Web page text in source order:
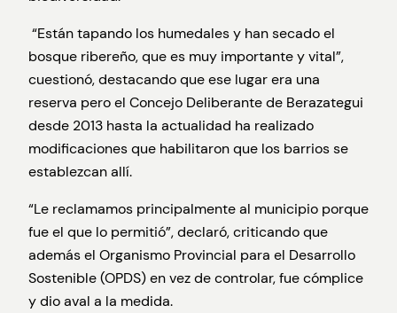
“Están tapando los humedales y han secado el
bosque ribereño, que es muy importante y vital”,
cuestionó, destacando que ese lugar era una
reserva pero el Concejo Deliberante de Berazategui
desde 2013 hasta la actualidad ha realizado
modificaciones que habilitaron que los barrios se
establezcan allí.
“Le reclamamos principalmente al municipio porque
fue el que lo permitió”, declaró, criticando que
además el Organismo Provincial para el Desarrollo
Sostenible (OPDS) en vez de controlar, fue cómplice
y dio aval a la medida.